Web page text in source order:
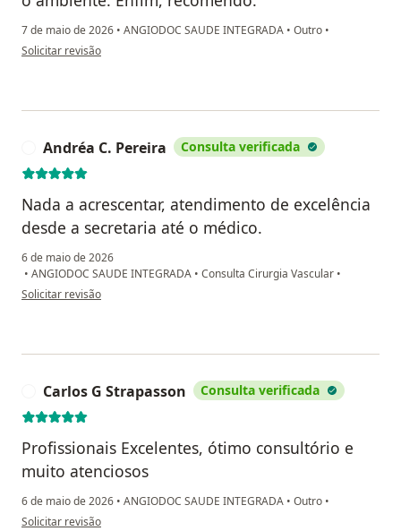
7 de maio de 2026 • ANGIODOC SAUDE INTEGRADA • Outro •
na opinião do utilizador Elena Tonelli
Solicitar revisão
Andréa C. Pereira Consulta verificada
Nada a acrescentar, atendimento de excelência
desde a secretaria até o médico.
6 de maio de 2026
• ANGIODOC SAUDE INTEGRADA • Consulta Cirurgia Vascular •
na opinião do utilizador Andréa C. Pereira
Solicitar revisão
Carlos G Strapasson Consulta verificada
Profissionais Excelentes, ótimo consultório e
muito atenciosos
6 de maio de 2026 • ANGIODOC SAUDE INTEGRADA • Outro •
na opinião do utilizador Carlos G Strapasson
Solicitar revisão